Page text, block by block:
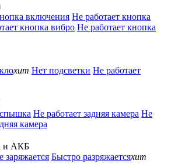
включения Не работает кнопка
кнопка вибро Не работает кнопка
хит Нет подсветки Не работает
Не работает задняя камера Не
камера
и АКБ
заряжается Быстро разряжаетсяхит